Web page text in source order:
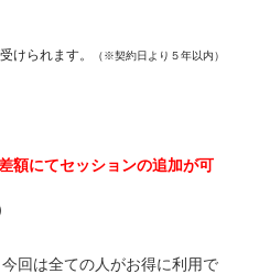
けられます。 （※契約日より５年以内）
額にてセッションの追加が可
回は全ての人がお得に利用で